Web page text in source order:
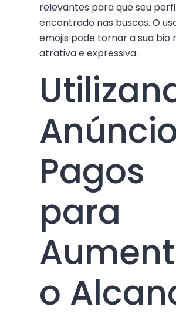
relevantes para que seu
encontrado nas buscas. O
emojis pode tornar a sua bio
atrativa e expressiva.
Pagos
para
o